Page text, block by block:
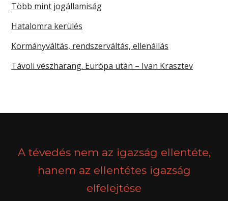
Több mint jogállamiság
Hatalomra kerülés
Kormányváltás, rendszerváltás, ellenállás
Távoli vészharang. Európa után – Ivan Krasztev
A tévedés nem az igazság ellentéte,
hanem az ellentétes igazság
elfelejtése